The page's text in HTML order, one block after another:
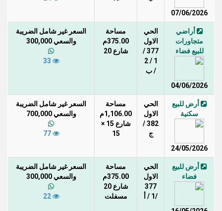
07/06/2026
أراضي
متجاورات
للبيع فضاء
04/06/2026
الحي
الاول
377 /
1 / 2
/ ب
مساحة
375.00م
شارع 20
السعر غير شامل الضريبة
والسعي 300,000
أرض للبيع
سكنية
24/05/2026
الحي
الاول
382 /
ج
مساحة
1,106.00م
شارع 15 ×
15
السعر غير شامل الضريبة
والسعي 700,000
77
أرض للبيع
فضاء
الحي
الاول
377
/1 / أ
مساحة
375.00م
شارع 20
مسفلت
السعر غير شامل الضريبة
والسعي 300,000
22